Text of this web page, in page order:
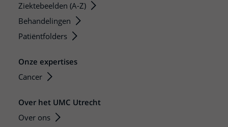
Ziektebeelden (A-Z)
Behandelingen
Patiëntfolders
Onze expertises
Cancer
Over het UMC Utrecht
Over ons